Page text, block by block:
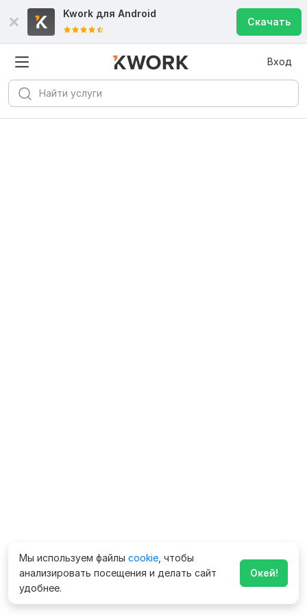
Kwork для Android
Скачать
Вход
Мы используем файлы cookie , чтобы
анализировать посещения и делать сайт
удобнее.
Окей!